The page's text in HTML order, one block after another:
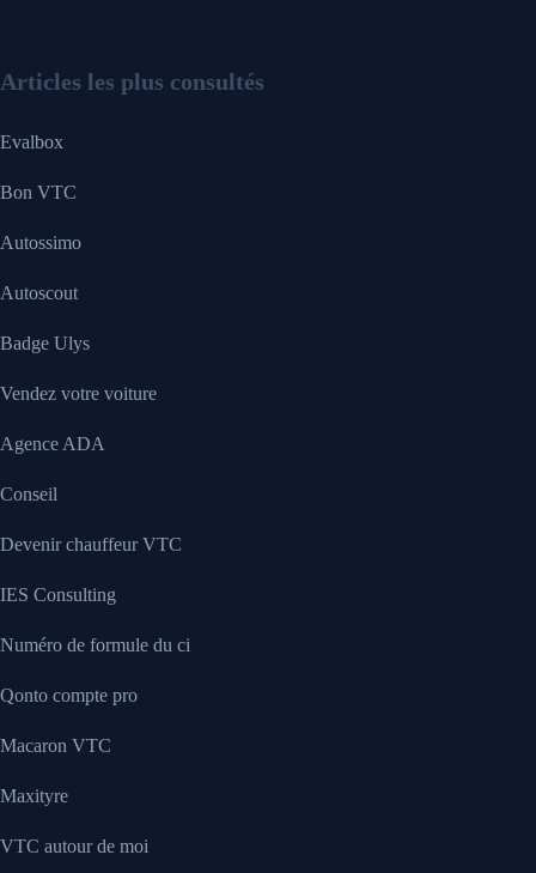
Articles les plus consultés
Evalbox
Bon VTC
Autossimo
Autoscout
Badge Ulys
Vendez votre voiture
Agence ADA
Conseil
Devenir chauffeur VTC
IES Consulting
Numéro de formule du ci
Qonto compte pro
Macaron VTC
Maxityre
VTC autour de moi